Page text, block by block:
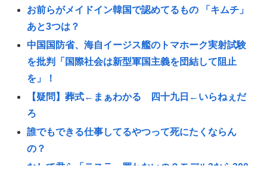
お前らがメイドイン韓国で認めてるもの 「キムチ」
あと3つは？
中国国防省、海自イージス艦のトマホーク実射試験
を批判「国際社会は新型軍国主義を団結して阻止
を」！
【疑問】葬式←まぁわかる 四十九日←いらねぇだ
ろ
誰でもできる仕事してるやつって死にたくならん
の？
なして君ら「テスラ」買わないの？モデル3なら300